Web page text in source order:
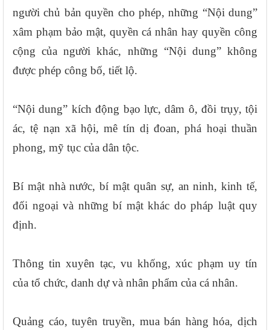
người chủ bản quyền cho phép, những “Nội dung”
xâm phạm bảo mật, quyền cá nhân hay quyền công
cộng của người khác, những “Nội dung” không
được phép công bố, tiết lộ.
“Nội dung” kích động bạo lực, dâm ô, đồi trụy, tội
ác, tệ nạn xã hội, mê tín dị đoan, phá hoại thuần
phong, mỹ tục của dân tộc.
Bí mật nhà nước, bí mật quân sự, an ninh, kinh tế,
đối ngoại và những bí mật khác do pháp luật quy
định.
Thông tin xuyên tạc, vu khống, xúc phạm uy tín
của tổ chức, danh dự và nhân phẩm của cá nhân.
Quảng cáo, tuyên truyền, mua bán hàng hóa, dịch